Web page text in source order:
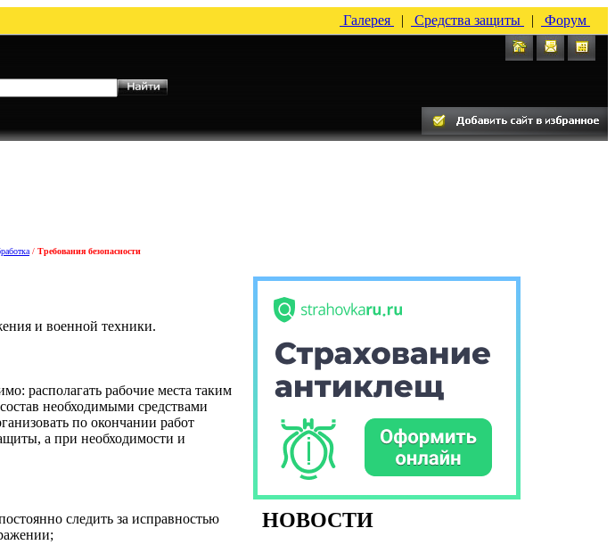
Галерея | Средства защиты | Форум
/ Требования безопасности
и военной техники.
располагать рабочие места таким
необходимыми средствами
по окончании работ
а при необходимости и
следить за исправностью
НОВОСТИ